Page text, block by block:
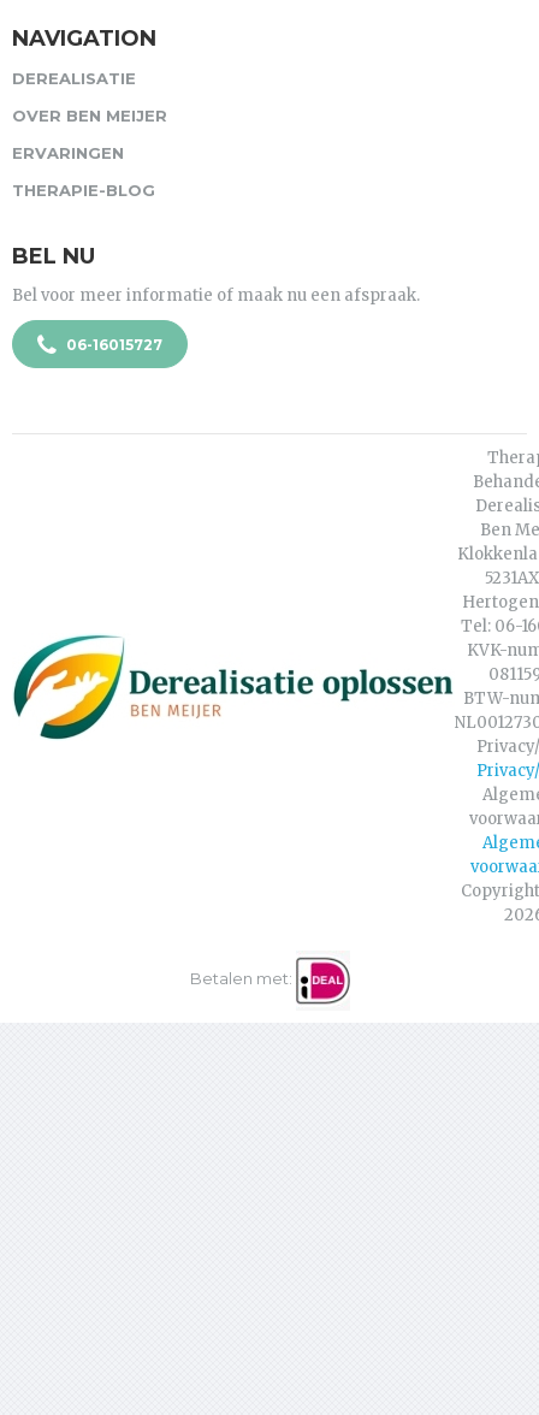
NAVIGATION
DEREALISATIE
OVER BEN MEIJER
ERVARINGEN
THERAPIE-BLOG
BEL NU
Bel voor meer informatie of maak nu een afspraak.
06-16015727
Ben
Tel: 06-
KVK-
BTW-
Betalen met: